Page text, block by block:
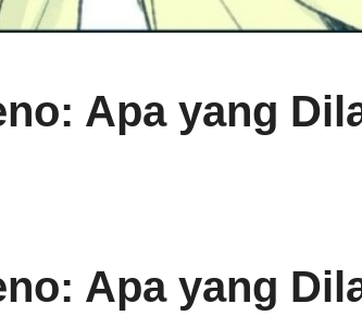
Apa yang
Apa yang